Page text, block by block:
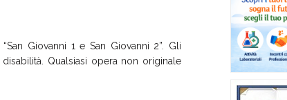
Giovanni 1 e San Giovanni 2”. Gli
Qualsiasi opera non originale